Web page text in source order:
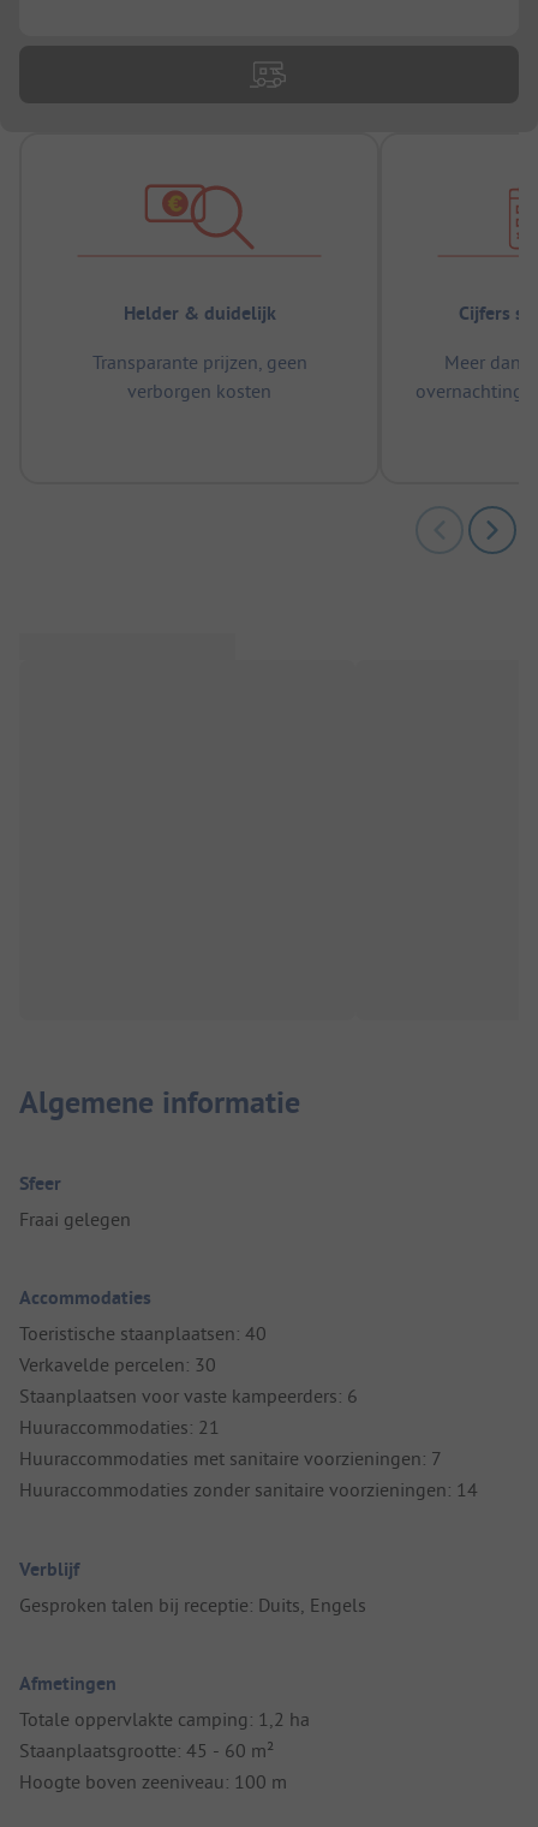
Helder & duidelijk
Transparante prijzen, geen
verborgen kosten
Cijfers
Meer dan
Algemene informatie
Sfeer
Fraai gelegen
Accommodaties
Toeristische staanplaatsen: 40
Verkavelde percelen: 30
Staanplaatsen voor vaste kampeerders: 6
Huuraccommodaties: 21
Huuraccommodaties met sanitaire voorzieningen: 7
Huuraccommodaties zonder sanitaire voorzieningen: 14
Verblijf
Gesproken talen bij receptie: Duits, Engels
Afmetingen
Totale oppervlakte camping: 1,2 ha
Staanplaatsgrootte: 45 - 60 m²
Hoogte boven zeeniveau: 100 m